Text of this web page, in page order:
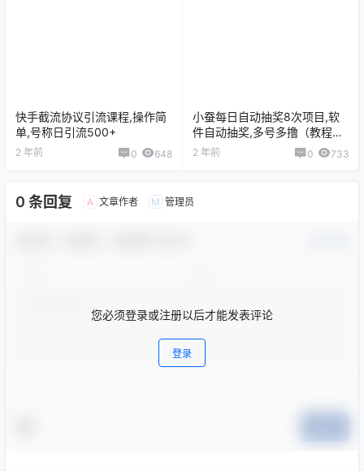
快手截流协议引流课程,操作简
单,号称日引流500+
2 年前 0 648
小蚕每日自动抽奖8次项目,软
件自动抽奖,多号多撸（教程
+软件）
2 年前 0 733
0 条回复 A 文章作者 M 管理员
您必须登录或注册以后才能发表评论
登录